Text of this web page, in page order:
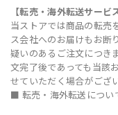
【転売・海外転送サービ
当ストアでは商品の転売
ス会社へのお届けもお断
疑いのあるご注文につき
文完了後であっても当該
せていただく場合がござい
■ 転売・海外転送につい